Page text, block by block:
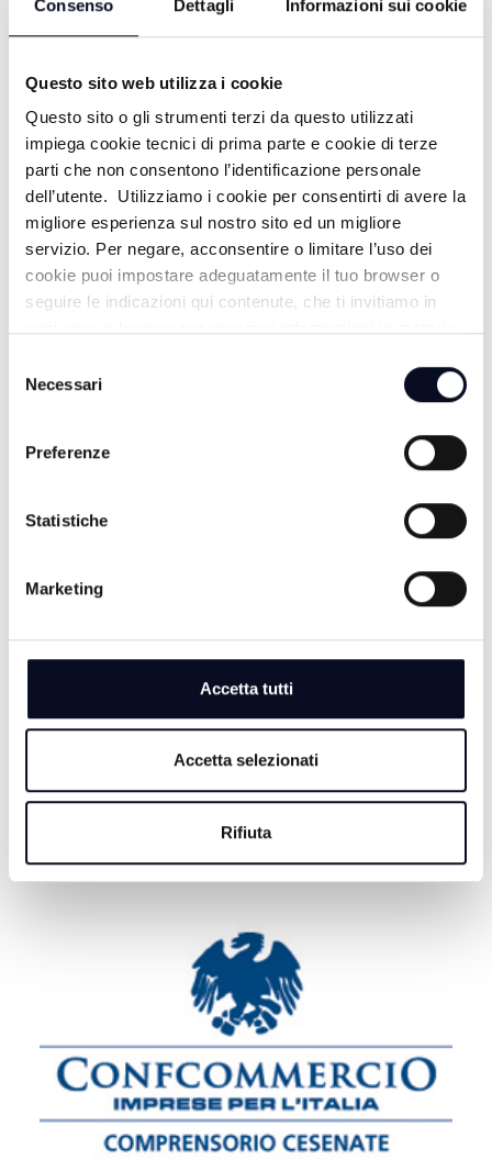
Consenso Dettagli Informazioni sui cookie
Questo sito web utilizza i cookie
Questo sito o gli strumenti terzi da questo utilizzati
impiega cookie tecnici di prima parte e cookie di terze
parti che non consentono l’identificazione personale
dell’utente. Utilizziamo i cookie per consentirti di avere la
migliore esperienza sul nostro sito ed un migliore
servizio. Per negare, acconsentire o limitare l’uso dei
cookie puoi impostare adeguatamente il tuo browser o
seguire le indicazioni qui contenute, che ti invitiamo in
delNecessari
Preferenze
Statistiche
Marketing
Accetta tutti
Accetta selezionati
Rifiuta
RIMINI: Morto Buffagni, rilanciò 'Peter Pan'e 'Villa
delle Rose'
5 AGOSTO 2026
5 AGOSTO 2026